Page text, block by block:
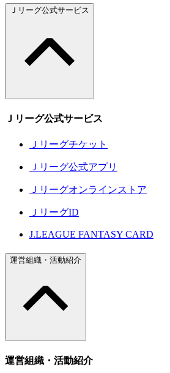
Ｊリーグ公式サービス
Ｊリーグ公式サービス
Ｊリーグチケット
Ｊリーグ公式アプリ
Ｊリーグオンラインストア
ＪリーグID
J.LEAGUE FANTASY CARD
運営組織・活動紹介
運営組織・活動紹介